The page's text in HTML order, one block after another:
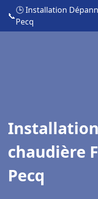
📞
🕒 Installation
Pecq
chaudière
Pecq